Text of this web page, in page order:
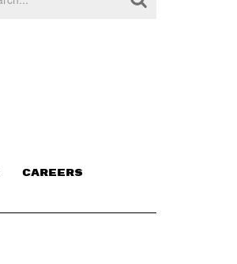
CAREERS